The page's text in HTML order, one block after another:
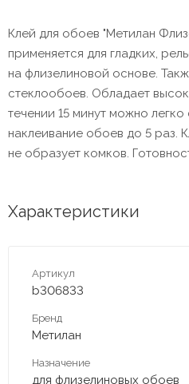
Клей для обоев "Метилан
применяется для гладких,
на флизелиновой основе.
стеклообоев. Обладает
течении 15 минут можно
наклеивание обоев до 5 раз.
не образует комков.
Характеристики
Артикул
b306833
Бренд
Метилан
Назначение
для флизелиновых обоев